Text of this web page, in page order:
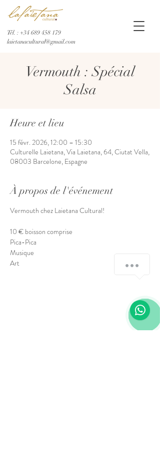
Tél. : +34 689 458 179
laietanacultural@gmail.com
Vermouth : Spécial
Salsa
Heure et lieu
15 févr. 2026, 12:00 – 15:30
Culturelle Laietana, Via Laietana, 64, Ciutat Vella,
08003 Barcelone, Espagne
À propos de l'événement
Vermouth chez Laietana Cultural!
10 € boisson comprise
Pica-Pica
Musique
Art